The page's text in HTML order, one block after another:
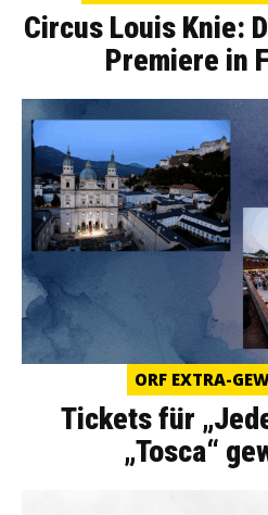
Circus Louis Knie:
Premiere in
ORF EXTRA-
Tickets für
„Tosca“